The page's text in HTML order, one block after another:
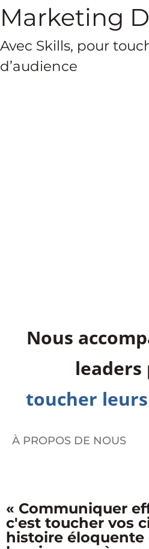
Marketing
Avec Skills, pour
d’audience
Nous
leaders
toucher
À PROPOS DE NOUS
« Communiquer
c'est toucher vos
histoire